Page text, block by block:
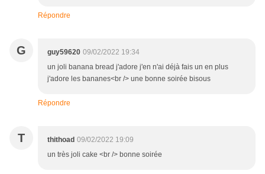
Répondre
G guy59620 09/02/2022 19:34
un joli banana bread j'adore j'en n'ai déjà fais un en plus
j'adore les bananes<br /> une bonne soirée bisous
Répondre
T thithoad 09/02/2022 19:09
un très joli cake <br /> bonne soirée